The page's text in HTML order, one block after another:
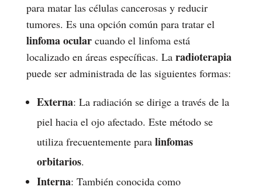
para matar las células cancerosas y reducir
tumores. Es una opción común para tratar el
linfoma ocularcuando el linfoma está
localizado en áreas específicas. La radioterapia
puede ser administrada de las siguientes formas:
Externa: La radiación se dirige a través de la
piel hacia el ojo afectado. Este método se
utiliza frecuentemente para linfomas
orbitarios.
Interna: También conocida como